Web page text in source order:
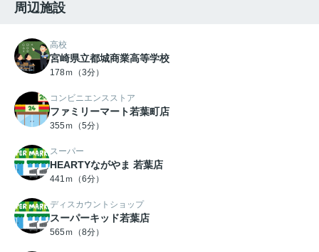
周辺施設
高校
宮崎県立都城商業高等学校
178ｍ（3分）
コンビニエンスストア
ファミリーマート若葉町店
355ｍ（5分）
スーパー
HEARTYながやま 若葉店
441ｍ（6分）
ディスカウントショップ
スーパーキッド若葉店
565ｍ（8分）